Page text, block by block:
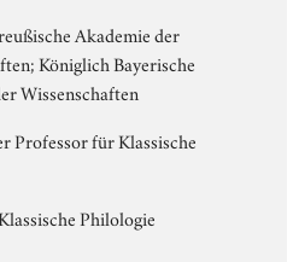
Akademie der
Königlich Bayerische
Wissenschaften
Professor für Klassische
Philologie